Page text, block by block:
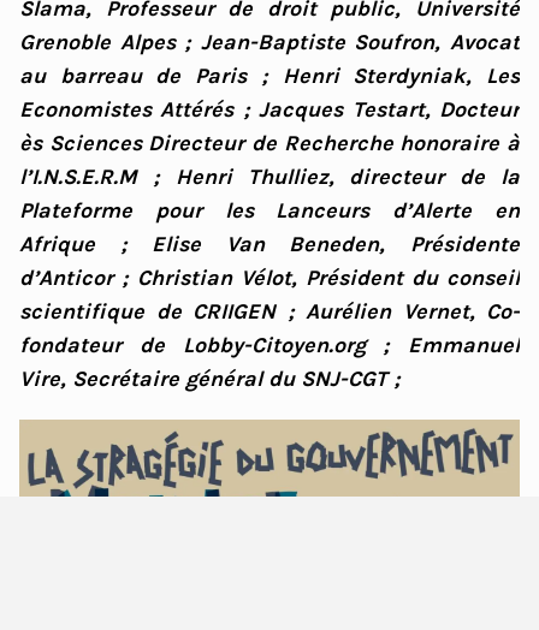
Slama, Professeur de droit public, Université
Grenoble Alpes ; Jean-Baptiste Soufron, Avocat
au barreau de Paris ; Henri Sterdyniak, Les
Economistes Attérés ; Jacques Testart, Docteur
ès Sciences Directeur de Recherche honoraire à
l’I.N.S.E.R.M ; Henri Thulliez, directeur de la
Plateforme pour les Lanceurs d’Alerte en
Afrique ; Elise Van Beneden, Présidente
d’Anticor ; Christian Vélot, Président du conseil
scientifique de CRIIGEN ; Aurélien Vernet, Co-
fondateur de Lobby-Citoyen.org ; Emmanuel
Vire, Secrétaire général du SNJ-CGT ;